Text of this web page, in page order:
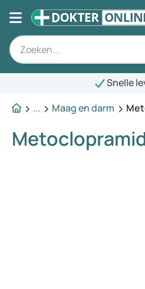
Snelle levering
...
Maag en darm